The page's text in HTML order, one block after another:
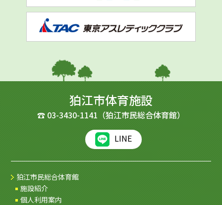
狛江市体育施設
☎ 03-3430-1141 （狛江市民総合体育館）
LINE
狛江市民総合体育館
施設紹介
個人利用案内